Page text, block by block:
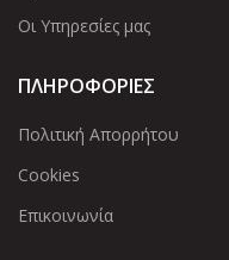
Οι Υπηρεσίες μας
ΠΛΗΡΟΦΟΡΙΕΣ
Πολιτική Απορρήτου
Cookies
Επικοινωνία